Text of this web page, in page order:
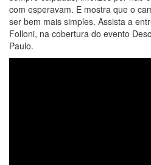
com esperavam. E mostra que o
ser bem mais simples. Assista a
Folloni, na cobertura do evento
Paulo.